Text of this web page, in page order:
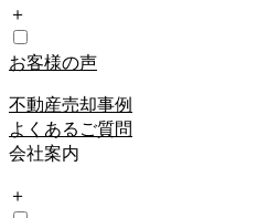
＋
お客様の声
不動産売却事例
よくあるご質問
会社案内
＋